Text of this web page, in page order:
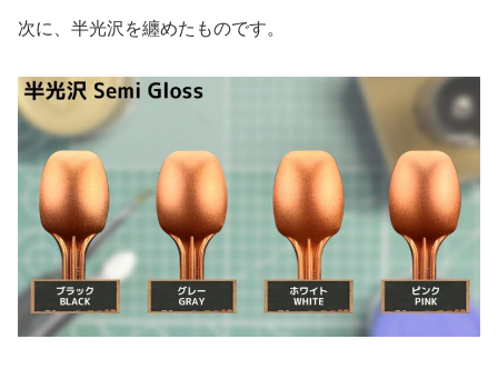
次に、半光沢を纏めたものです。